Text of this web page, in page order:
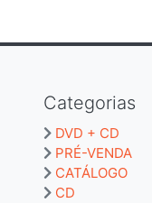
Categorias
DVD + CD
PRÉ-VENDA
CATÁLOGO
CD